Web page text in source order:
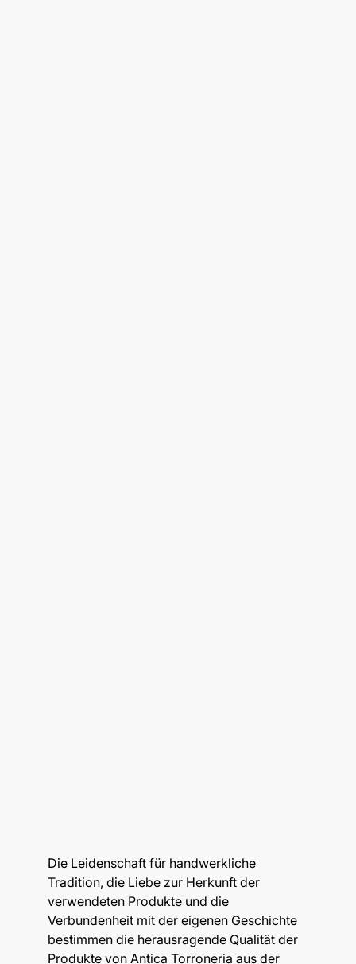
Die Leidenschaft für handwerkliche
Tradition, die Liebe zur Herkunft der
verwendeten Produkte und die
Verbundenheit mit der eigenen Geschichte
bestimmen die herausragende Qualität der
Produkte von Antica Torroneria aus der